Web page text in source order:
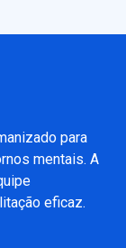
para
mentais. A
eficaz.